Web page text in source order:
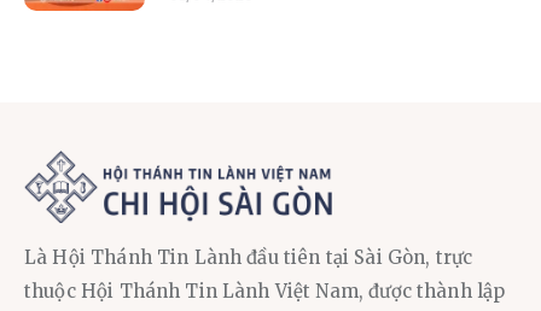
Là Hội Thánh Tin Lành đầu tiên tại Sài Gòn, trực
thuộc Hội Thánh Tin Lành Việt Nam, được thành lập